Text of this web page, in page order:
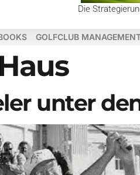
Die
GOLFCLUB
unter